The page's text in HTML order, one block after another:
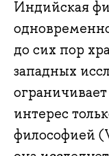
Индийская
до сих пор
западных
интерес
философией